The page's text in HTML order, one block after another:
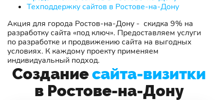
Техподдержку сайтов в Ростове-на-Дону
Акция для города Ростов-на-Дону - скидка 9% на
разработку сайта «под ключ». Предоставляем услуги
по разработке и продвижению сайта на выгодных
условиях. К каждому проекту применяем
индивидуальный подход.
Созданиесайта-визитки
в Ростове-на-Дону